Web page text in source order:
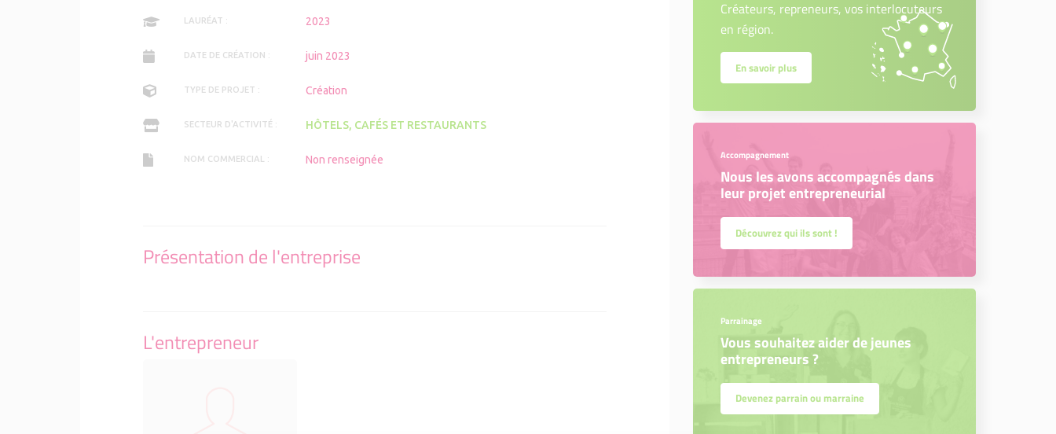
LAURÉAT : 2023
DATE DE CRÉATION : juin 2023
TYPE DE PROJET : Création
SECTEUR D'ACTIVITÉ : HÔTELS, CAFÉS ET RESTAURANTS
NOM COMMERCIAL : Non renseignée
Présentation de l'entreprise
L'entrepreneur
Créateurs, repreneurs, vos interlocuteurs
en région.
En savoir plus
Accompagnement
Nous les avons accompagnés dans
leur projet entrepreneurial
Découvrez qui ils sont !
Parrainage
Vous souhaitez aider de jeunes
entrepreneurs ?
Devenez parrain ou marraine